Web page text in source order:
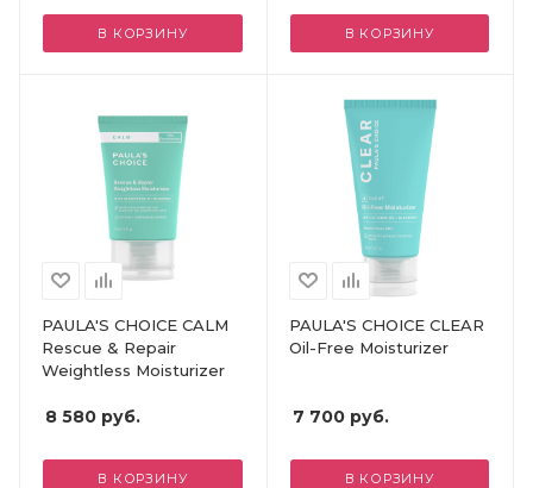
В КОРЗИНУ В КОРЗИНУ
PAULA'S CHOICE CALM
Rescue & Repair
Weightless Moisturizer
8 580 руб.
В КОРЗИНУ
PAULA'S CHOICE CLEAR
Oil-Free Moisturizer
7 700руб.
В КОРЗИНУ